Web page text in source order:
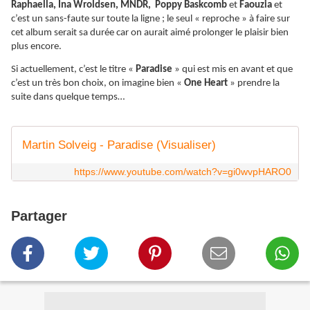
Raphaella, Ina Wroldsen, MNDR, Poppy Baskcomb et Faouzia et
c’est un sans-faute sur toute la ligne ; le seul « reproche » à faire sur
cet album serait sa durée car on aurait aimé prolonger le plaisir bien
plus encore.
Si actuellement, c’est le titre « Paradise » qui est mis en avant et que
c’est un très bon choix, on imagine bien « One Heart » prendre la
suite dans quelque temps…
Martin Solveig - Paradise (Visualiser)
https://www.youtube.com/watch?v=gi0wvpHARO0
Partager